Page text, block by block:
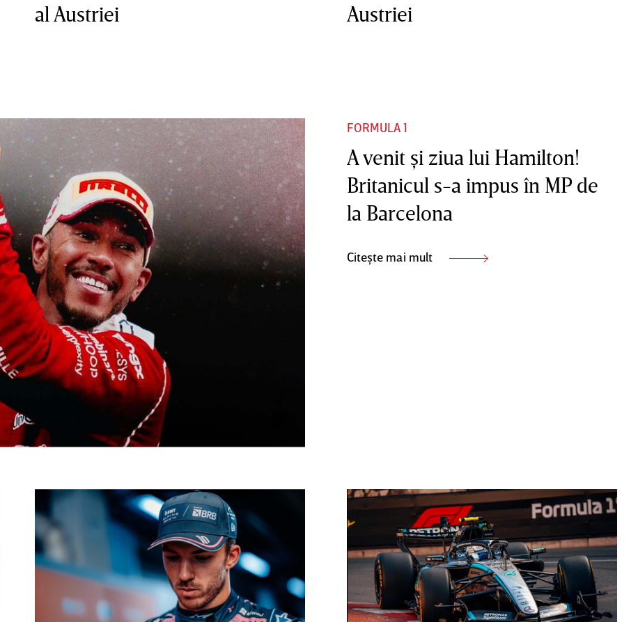
al Austriei
Austriei
FORMULA 1
A venit şi ziua lui Hamilton!
Britanicul s-a impus în MP de
la Barcelona
Citește mai mult